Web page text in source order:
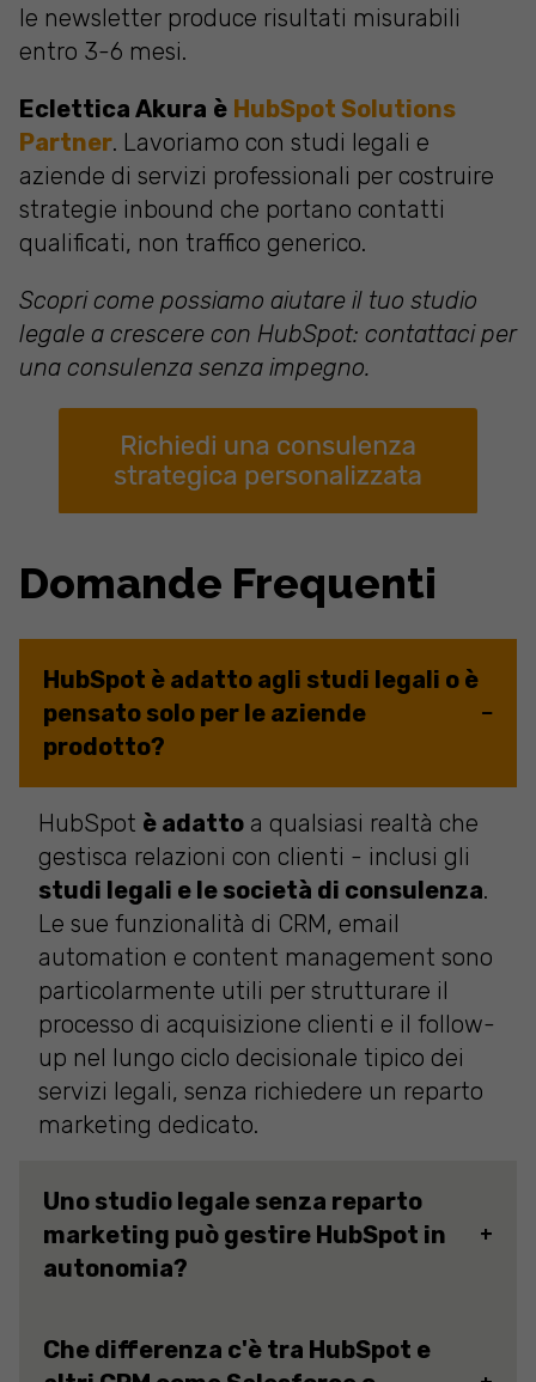
le newsletter produce risultati misurabili
entro 3-6 mesi.
Eclettica Akura è HubSpot Solutions
Partner. Lavoriamo con studi legali e
aziende di servizi professionali per costruire
strategie inbound che portano contatti
qualificati, non traffico generico.
Scopri come possiamo aiutare il tuo studio
legale a crescere con HubSpot: contattaci per
una consulenza senza impegno.
Domande Frequenti
HubSpot è adatto agli studi legali o è
pensato solo per le aziende
prodotto?
HubSpot è adatto a qualsiasi realtà che
gestisca relazioni con clienti - inclusi gli
studi legali e le società di consulenza.
Le sue funzionalità di CRM, email
automation e content management sono
particolarmente utili per strutturare il
processo di acquisizione clienti e il follow-
up nel lungo ciclo decisionale tipico dei
servizi legali, senza richiedere un reparto
marketing dedicato.
Uno studio legale senza reparto
marketing può gestire HubSpot in
autonomia?
email, social scheduling - l'interfaccia
Che differenza c'è tra HubSpot e